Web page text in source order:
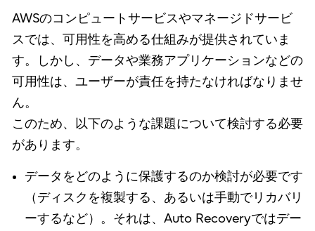
AWSのコンピュートサービスやマネージドサービ
スでは、可用性を高める仕組みが提供されていま
す。しかし、データや業務アプリケーションなどの
可用性は、ユーザーが責任を持たなければなりませ
ん。
このため、以下のような課題について検討する必要
があります。
データをどのように保護するのか検討が必要です
（ディスクを複製する、あるいは手動でリカバリ
ーするなど）。それは、Auto Recoveryではデー